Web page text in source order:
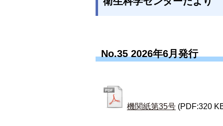
No.35 2026年6月発行
機関紙第35号 (PDF:320